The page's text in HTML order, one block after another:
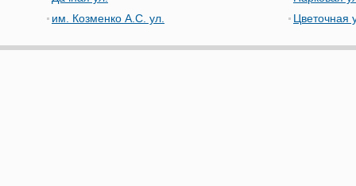
им. Козменко А.С. ул.
Цветочная